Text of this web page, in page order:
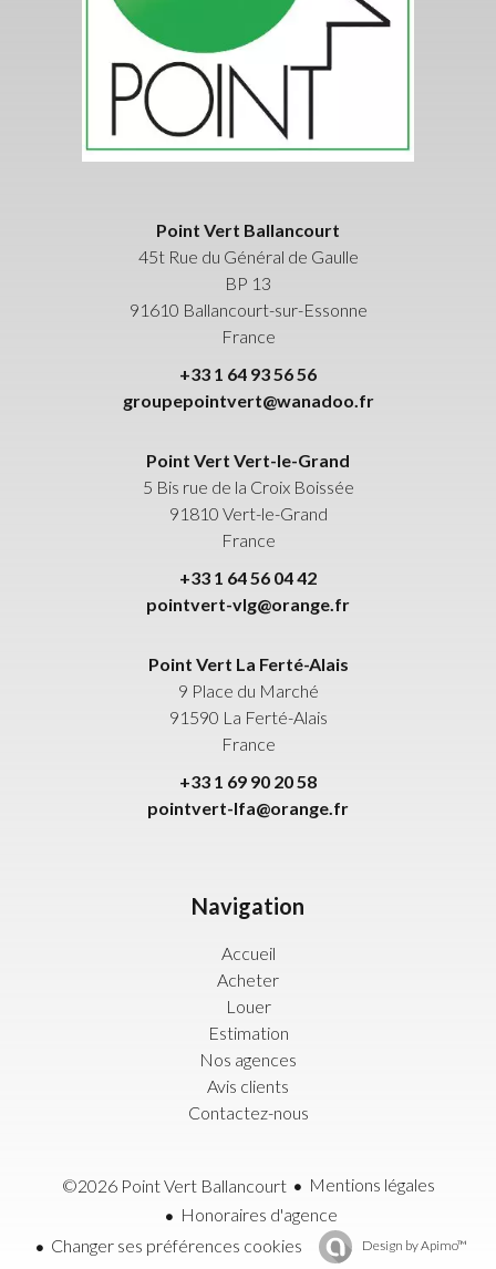
Point Vert Ballancourt
45t Rue du Général de Gaulle
BP 13
91610 Ballancourt-sur-Essonne
France
+33 1 64 93 56 56
groupepointvert@wanadoo.fr
Point Vert Vert-le-Grand
5 Bis rue de la Croix Boissée
91810 Vert-le-Grand
France
+33 1 64 56 04 42
pointvert-vlg@orange.fr
Point Vert La Ferté-Alais
9 Place du Marché
91590 La Ferté-Alais
France
+33 1 69 90 20 58
pointvert-lfa@orange.fr
Navigation
Accueil
Acheter
Louer
Estimation
Nos agences
Avis clients
Contactez-nous
©2026 Point Vert Ballancourt
Mentions légales
Honoraires d'agence
Changer ses préférences cookies
Design byApimo™